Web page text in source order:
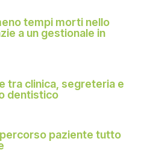
tempi morti nello
a un gestionale in
tra clinica, segreteria e
dentistico
paziente tutto